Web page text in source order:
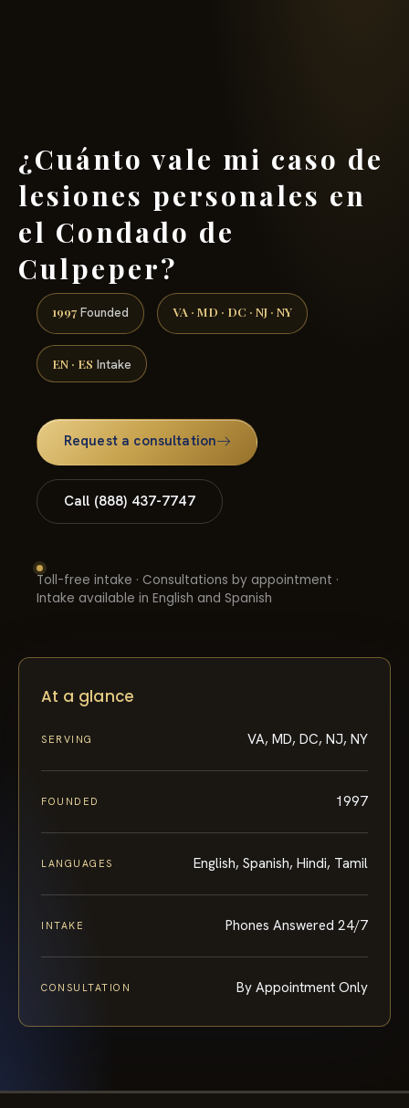
¿Cuánto vale mi caso de
lesiones personales en
el Condado de
Culpeper?
1997 Founded VA · MD · DC · NJ · NY
EN · ES Intake
Request a consultation
Call (888) 437-7747
Toll-free intake · Consultations by appointment ·
Intake available in English and Spanish
At a glance
SERVING VA, MD, DC, NJ, NY
FOUNDED 1997
LANGUAGES English, Spanish, Hindi, Tamil
INTAKE Phones Answered 24/7
CONSULTATION By Appointment Only